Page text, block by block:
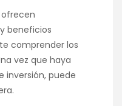
ofrecen
beneficios
comprender los
vez que haya
inversión, puede